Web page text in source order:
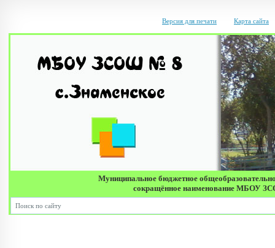
Версия для печати Карта сайта
Муниципальное бюджетное
сокращённое наименование МБОУ